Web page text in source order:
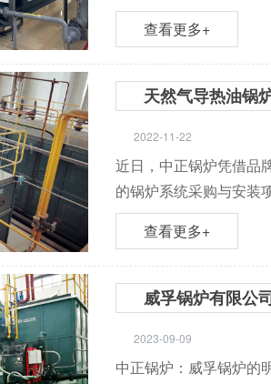
查看更多+
天然气导热油锅
2022-11-22
近日，中正锅炉凭借品
的锅炉系统采购与安装
查看更多+
威孚锅炉有限公
2023-09-09
中正锅炉：威孚锅炉的